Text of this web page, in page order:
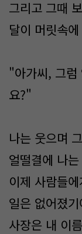
그리고 그때
달이 머릿속
"아가씨, 그럼
요?"
나는 웃으며
얼떨결에 나
이제 사람들
일은 없어졌
사장은 내 이